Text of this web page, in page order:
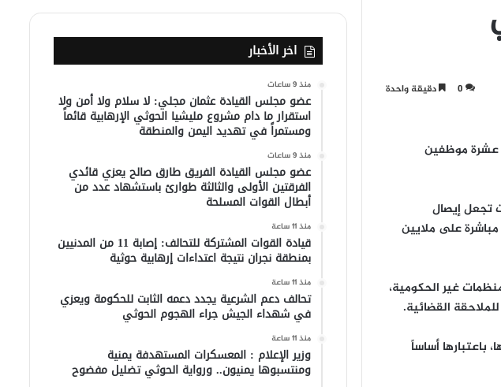
0 دقيقة واحدة
عليه مليشيات الحوثي في 18 ديسمبر، بحق عشرة موظفين
تجعل إيصال
مباشرة على ملايين
غير الحكومية،
القضائية.
باعتبارها أساساً
اخر الأخبار
منذ 9 ساعات
عضو مجلس القيادة عثمان مجلي: لا سلام ولا أمن ولا
استقرار ما دام مشروع مليشيا الحوثي الإرهابية قائماً
ومستمراً في تهديد اليمن والمنطقة
منذ 9 ساعات
عضو مجلس القيادة الفريق طارق صالح يعزي قائدي
الفرقتين الأولى والثالثة طوارئ باستشهاد عدد من
أبطال القوات المسلحة
منذ 11 ساعة
قيادة القوات المشتركة للتحالف: إصابة 11 من المدنيين
بمنطقة نجران نتيجة اعتداءات إرهابية حوثية
منذ 11 ساعة
تحالف دعم الشرعية يجدد دعمه الثابت للحكومة ويعزي
في شهداء الجيش جراء الهجوم الحوثي
منذ 11 ساعة
وزير الإعلام : المعسكرات المستهدفة يمنية
ومنتسبوها يمنيون.. ورواية الحوثي تضليل مفضوح